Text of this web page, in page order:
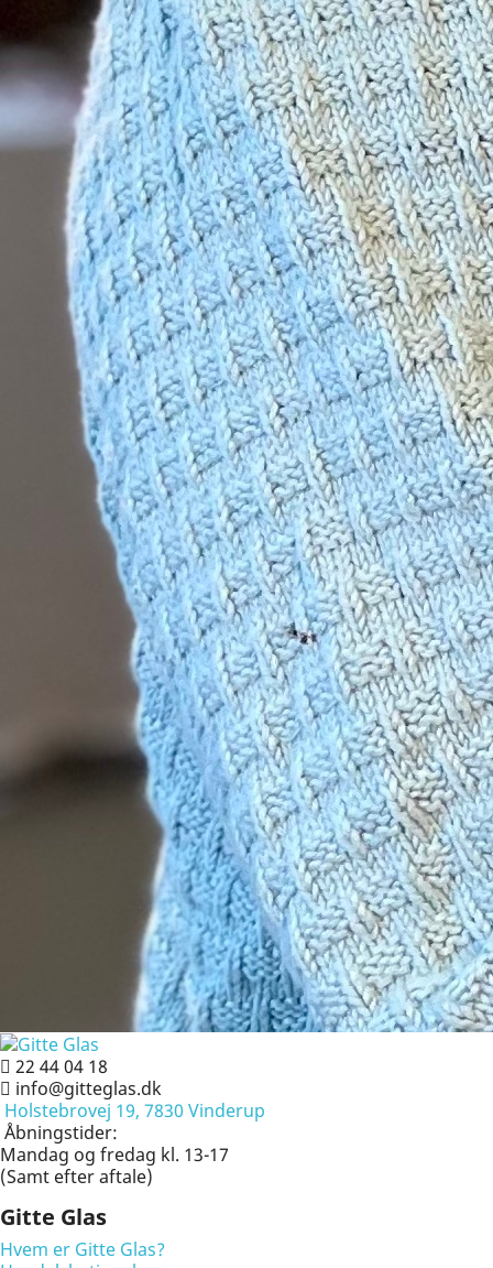
22 44 04 18
info@gitteglas.dk
Holstebrovej 19, 7830 Vinderup
Åbningstider:
Mandag og fredag kl. 13-17
(Samt efter aftale)
Gitte Glas
Hvem er Gitte Glas?